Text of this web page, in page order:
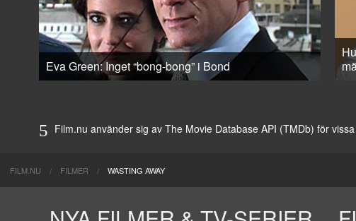
Eva Green: Inget “bong-bong” i Bond
Film.nu använder sig av The Movie Database API (TMDb) för
FILM.NU FILMER WASTING AWAY